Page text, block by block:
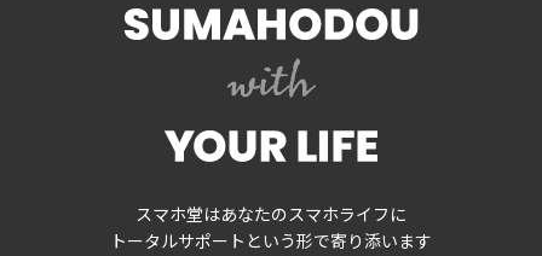
スマホ堂はあなたのスマホライフに
トータルサポートという形で寄り添います